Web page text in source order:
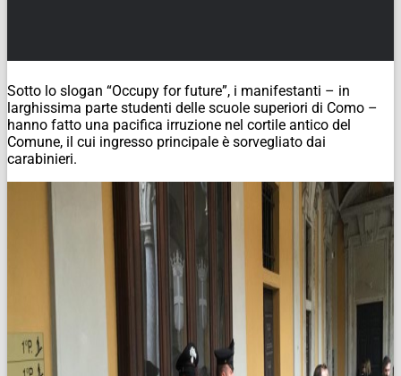
Sotto lo slogan “Occupy for future”, i manifestanti – in
larghissima parte studenti delle scuole superiori di Como –
hanno fatto una pacifica irruzione nel cortile antico del
Comune, il cui ingresso principale è sorvegliato dai
carabinieri.